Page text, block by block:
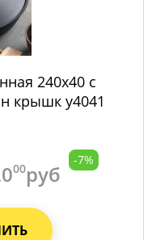
240х40 с
крышк у4041
00руб
-7%